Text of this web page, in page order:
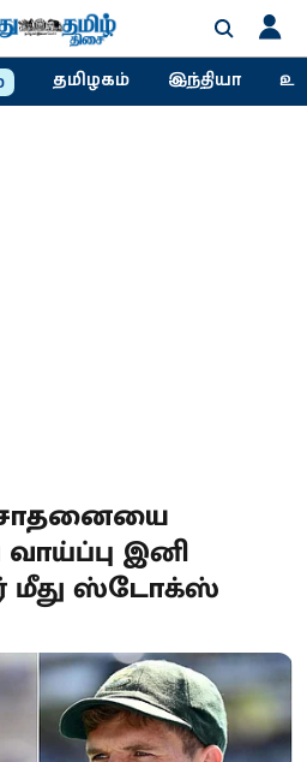
தமிழகம் இந்தியா
சாதனையை
இனி
மீது ஸ்டோக்ஸ்